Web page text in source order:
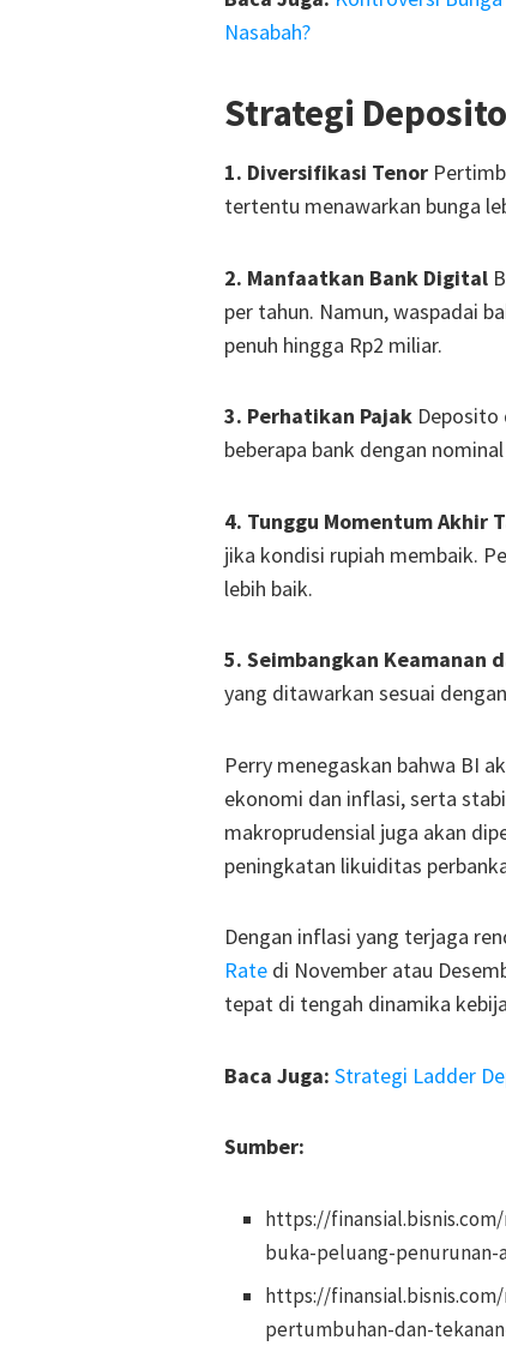
Nasabah?
Strategi
1. Diversifikasi Tenor
tertentu menawarkan bunga
2. Manfaatkan Bank Digital
per tahun. Namun, waspadai
penuh hingga Rp2 miliar.
3. Perhatikan Pajak Deposito
beberapa bank dengan
4. Tunggu Momentum Akhir
jika kondisi rupiah membaik.
lebih baik.
5. Seimbangkan Keamanan
yang ditawarkan sesuai
Perry menegaskan bahwa BI
ekonomi dan inflasi, serta
makroprudensial juga akan
peningkatan likuiditas
Dengan inflasi yang terjaga
Rate di November atau
tepat di tengah dinamika
Baca Juga: Strategi Ladder
Sumber:
https://
buka-peluang-penurunan-
https://
pertumbuhan-dan-